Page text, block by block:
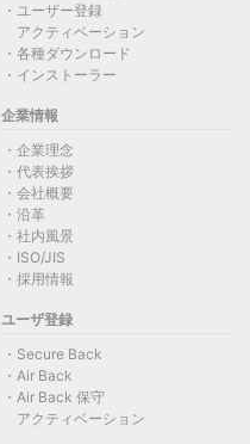
ユーザー登録
アクティベーション
各種ダウンロード
インストーラー
企業情報
企業理念
代表挨拶
会社概要
沿革
社内風景
ISO/JIS
採用情報
ユーザ登録
Secure Back
Air Back
Air Back 保守
アクティベーション